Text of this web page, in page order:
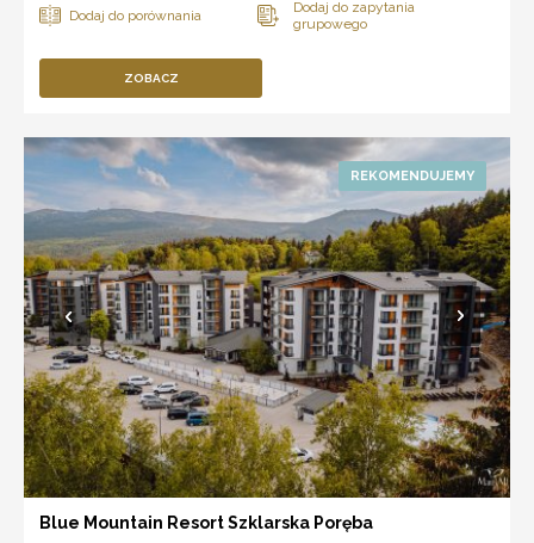
ZOBACZ
Blue Mountain Resort Szklarska Poręba